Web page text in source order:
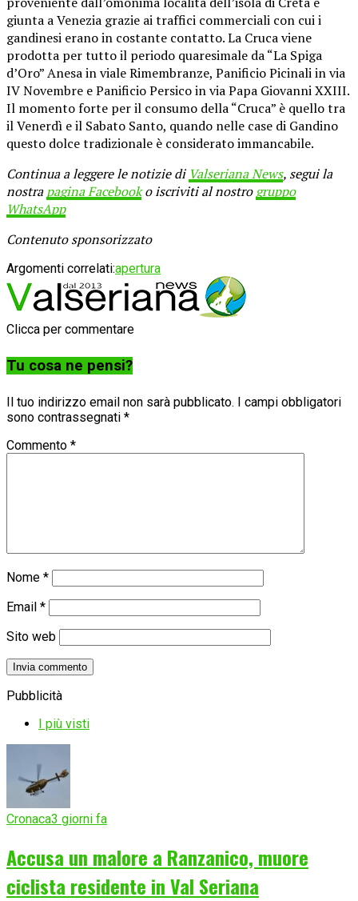
giunta a Venezia grazie ai traffici commerciali con cui i
gandinesi erano in costante contatto. La Cruca viene
prodotta per tutto il periodo quaresimale da “La Spiga
d’Oro” Anesa in viale Rimembranze, Panificio Picinali in via
IV Novembre e Panificio Persico in via Papa Giovanni XXIII.
Il momento forte per il consumo della “Cruca” è quello tra
il Venerdì e il Sabato Santo, quando nelle case di Gandino
questo dolce tradizionale è considerato immancabile.
Continua a leggere le notizie di Valseriana News, segui la
nostrapagina Facebooko iscriviti al nostrogruppo
WhatsApp
Contenuto sponsorizzato
Argomenti correlati:apertura
Clicca per commentare
Tu cosa ne pensi?
Il tuo indirizzo email non sarà pubblicato. I campi obbligatori
sono contrassegnati *
Commento *
Nome *
Email *
Sito web
Pubblicità
I più visti
Cronaca3 giorni fa
Accusa un malore a Ranzanico, muore
ciclista residente in Val Seriana